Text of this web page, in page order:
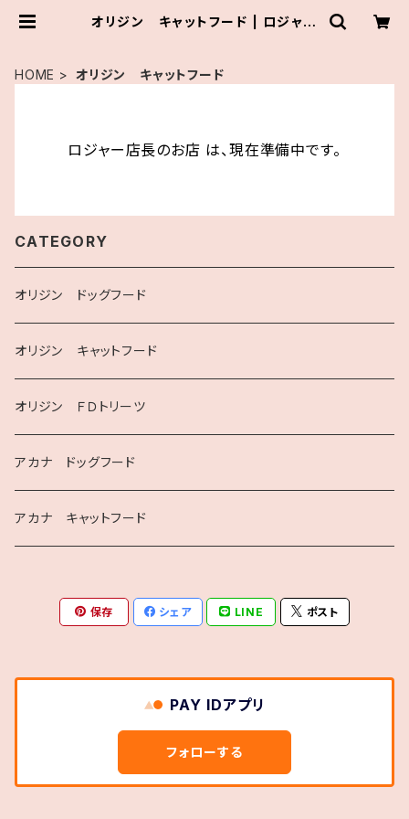
オリジン キャットフード | ロジャー
HOME オリジン キャットフード
ロジャー店長のお店 は、現在準備中です。
CATEGORY
オリジン ドッグフード
オリジン キャットフード
オリジン ＦＤトリーツ
アカナ ドッグフード
アカナ キャットフード
保存 シェア LINE ポスト
PAY IDアプリ
フォローする